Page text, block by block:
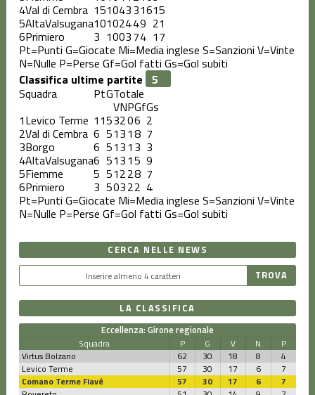
4Val di Cembra 15104331615
5AltaValsugana10102449 21
6Primiero 3 100374 17
Pt=Punti G=Giocate Mi=Media inglese S=Sanzioni V=Vinte
N=Nulle P=Perse Gf=Gol fatti Gs=Gol subiti
Classifica ultime partite
Squadra
PtGTotale
VNPGfGs
1Levico Terme 1153206 2
2Val di Cembra 6 51318 7
3Borgo 6 5131 3 3
4AltaValsugana6 51315 9
5Fiemme 5 51228 7
6Primiero 3 50322 4
Pt=Punti G=Giocate Mi=Media inglese S=Sanzioni V=Vinte
N=Nulle P=Perse Gf=Gol fatti Gs=Gol subiti
CERCA NELLE NEWS
LA CLASSIFICA
Eccellenza: Girone regionale
Squadra P G V N
P
Virtus Bolzano
62 30 18 8
4
Levico Terme
57 30 17 6
7
Comano Terme Fiavé
57 30 17 6
7